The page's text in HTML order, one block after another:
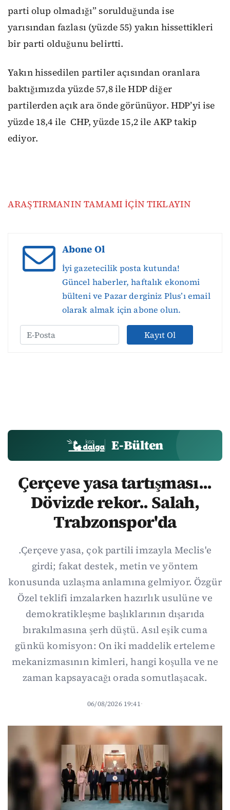
parti olup olmadığı” sorulduğunda ise
yarısından fazlası (yüzde 55) yakın hissettikleri
bir parti olduğunu belirtti.
Yakın hissedilen partiler açısından oranlara
baktığımızda yüzde 57,8 ile HDP diğer
partilerden açık ara önde görünüyor. HDP’yi ise
yüzde 18,4 ile CHP, yüzde 15,2 ile AKP takip
ediyor.
ARAŞTIRMANIN TAMAMI İÇİN TIKLAYIN
Abone Ol
İyi gazetecilik posta kutunda!
Güncel haberler, haftalık ekonomi
bülteni ve Pazar derginiz Plus’ı email
olarak almak için abone olun.
Kayıt Ol
E-Bülten
Çerçeve yasa tartışması...
Dövizde rekor.. Salah,
Trabzonspor'da
.Çerçeve yasa, çok partili imzayla Meclis'e
girdi; fakat destek, metin ve yöntem
konusunda uzlaşma anlamına gelmiyor. Özgür
Özel teklifi imzalarken hazırlık usulüne ve
demokratikleşme başlıklarının dışarıda
bırakılmasına şerh düştü. Asıl eşik cuma
günkü komisyon: On iki maddelik erteleme
mekanizmasının kimleri, hangi koşulla ve ne
zaman kapsayacağı orada somutlaşacak.
06/08/2026 19:41·